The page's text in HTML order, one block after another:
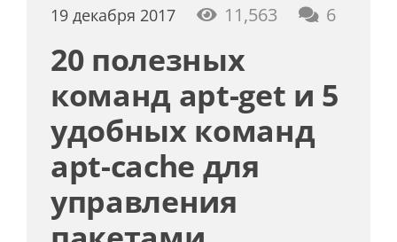
19 декабря 2017 11,563 6
20 полезных
команд apt-get и 5
удобных команд
apt-cache для
управления